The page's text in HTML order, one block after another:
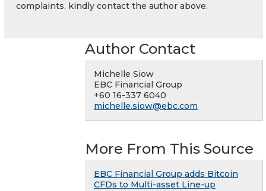
complaints, kindly contact the author above.
Author Contact
Michelle Siow
EBC Financial Group
+60 16-337 6040
michelle.siow@ebc.com
More From This Source
EBC Financial Group adds Bitcoin
CFDs to Multi-asset Line-up